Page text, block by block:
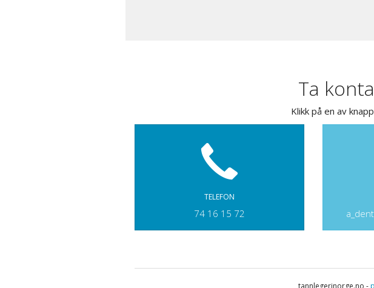
Ta
Klikk på en av
TELEFON
74 16 15 72
tannlegerinorge.no -